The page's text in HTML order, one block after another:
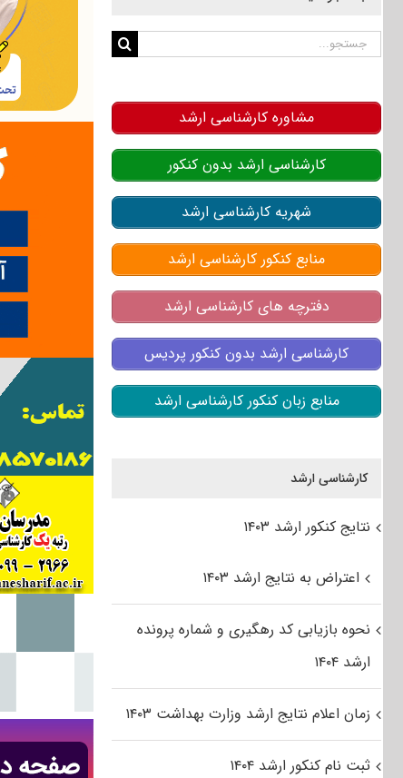
جستجو
مشاوره کارشناسی ارشد
کارشناسی ارشد بدون کنکور
شهریه کارشناسی ارشد
منابع کنکور کارشناسی ارشد
دفترچه های کارشناسی ارشد
کارشناسی ارشد بدون کنکور پردیس
منابع زبان کنکور کارشناسی ارشد
کارشناسی ارشد
نتایج کنکور ارشد ۱۴۰۳
اعتراض به نتایج ارشد ۱۴۰۳
نحوه بازیابی کد رهگیری و شماره پرونده
ارشد ۱۴۰۴
زمان اعلام نتایج ارشد وزارت بهداشت ۱۴۰۳
ثبت نام کنکور ارشد ۱۴۰۴